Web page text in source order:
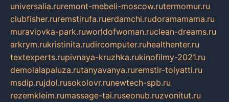
universalia.ruremont-mebeli-moscow.rutermomur.ru
clubfisher.ruremstirufa.ruerdamchi.rudoramamama.ru
muraviovka-park.ruworldofwoman.ruclean-dreams.ru
arkrym.rukristinita.rudircomputer.ruhealthenter.ru
textexperts.rupivnaya-kruzhka.rukinofilmy-2021.ru
demolalapaluza.rutanyavanya.ruremstir-tolyatti.ru
msdip.rujdol.rusokolovr.runewtech-spb.ru
rezemkleim.rumassage-tai.ruseonub.ruzvonitut.ru